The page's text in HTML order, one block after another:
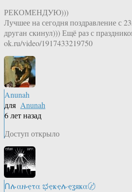
РЕКОМЕНДУЮ)))
Лучшее на сегодня поздравление с
друган скинул))) Ещё раз с
ok.ru/video/1917433219750
Anunah
для Anunah
6 лет назад
Доступ открыло
Ոሉαዙҿτα ಭҿҝҿሉҿʓяҝα〄